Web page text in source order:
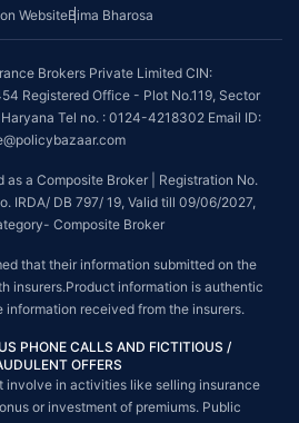
WebsiteBima Bharosa
Brokers Private Limited CIN:
Registered Office - Plot No.119, Sector
Tel no. : 0124-4218302 Email ID:
as a Composite Broker | Registration No.
IRDA/ DB 797/ 19, Valid till 09/06/2027,
Composite Broker
that their information submitted on the
insurers.Product information is authentic
information received from the insurers.
PHONE CALLS AND FICTITIOUS /
OFFERS
involve in activities like selling insurance
or investment of premiums. Public